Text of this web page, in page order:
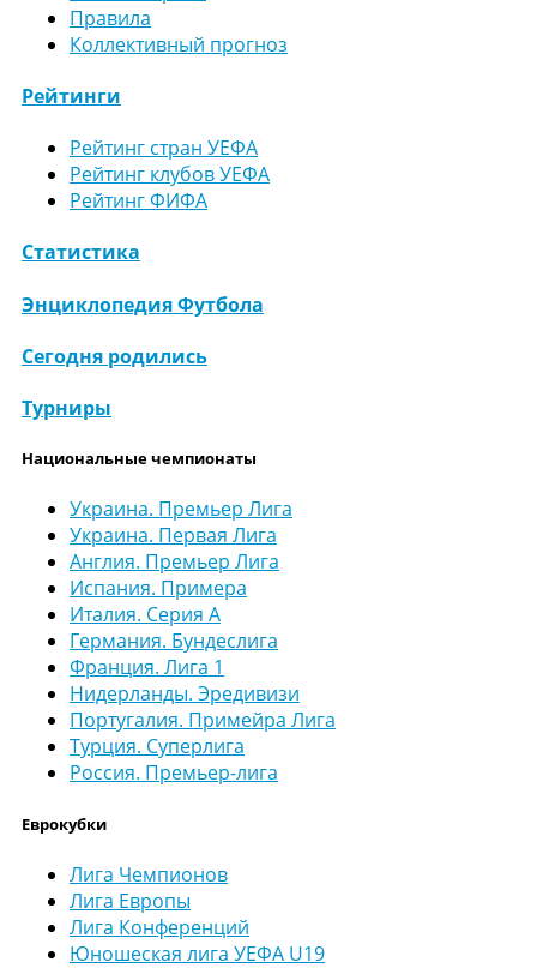
Правила
Коллективный прогноз
Рейтинги
Рейтинг стран УЕФА
Рейтинг клубов УЕФА
Рейтинг ФИФА
Статистика
Энциклопедия Футбола
Сегодня родились
Турниры
Национальные чемпионаты
Украина. Премьер Лига
Украина. Первая Лига
Англия. Премьер Лига
Испания. Примера
Италия. Серия А
Германия. Бундеслига
Франция. Лига 1
Нидерланды. Эредивизи
Португалия. Примейра Лига
Турция. Суперлига
Россия. Премьер-лига
Еврокубки
Лига Чемпионов
Лига Европы
Лига Конференций
Юношеская лига УЕФА U19